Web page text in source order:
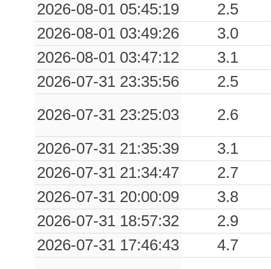
2026-08-01 05:45:19
2.5
2026-08-01 03:49:26
3.0
2026-08-01 03:47:12
3.1
2026-07-31 23:35:56
2.5
2026-07-31 23:25:03
2.6
2026-07-31 21:35:39
3.1
2026-07-31 21:34:47
2.7
2026-07-31 20:00:09
3.8
2026-07-31 18:57:32
2.9
2026-07-31 17:46:43
4.7